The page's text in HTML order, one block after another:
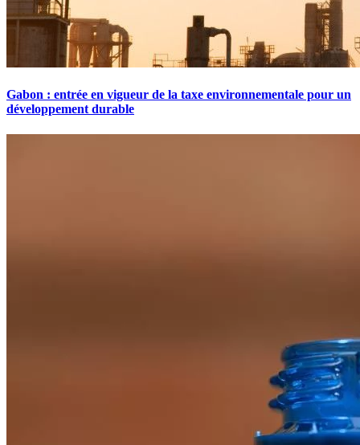
Gabon : entrée en vigueur de la taxe environnementale pour un
développement durable